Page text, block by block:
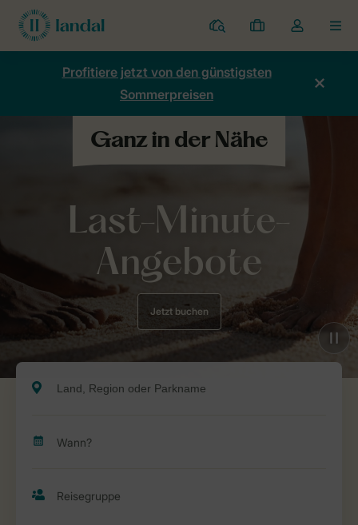
Ferienparks
Meine
Buchungen
Dropdown-
Menü
Kontos
Profitiere jetzt von den günstigsten
Sommerpreisen
Last-Minute-
Angebote
Jetzt buchen